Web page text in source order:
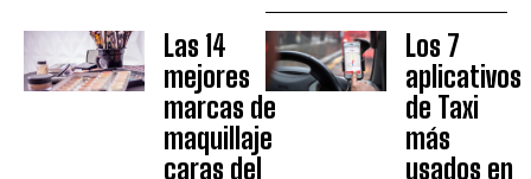
Las 14
mejores
marcas de
maquillaje
caras del
Los 7
aplicativos
de Taxi
más
usados en